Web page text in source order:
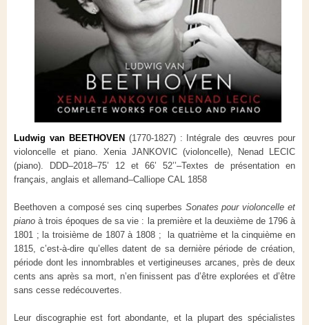
Ludwig van BEETHOVEN (1770-1827) : Intégrale des œuvres pour
violoncelle et piano.Xenia JANKOVIC (violoncelle), Nenad LECIC
(piano). DDD–2018–75’ 12 et 66’ 52’’–Textes de présentation en
français, anglais et allemand–Calliope CAL 1858
Beethoven a composé ses cinq superbes Sonates pour violoncelle et
piano à trois époques de sa vie : la première et la deuxième de 1796 à
1801 ; la troisième de 1807 à 1808 ; la quatrième et la cinquième en
1815, c’est-à-dire qu’elles datent de sa dernière période de création,
période dont les innombrables et vertigineuses arcanes, près de deux
cents ans après sa mort, n’en finissent pas d’être explorées et d’être
sans cesse redécouvertes.
Leur discographie est fort abondante, et la plupart des spécialistes